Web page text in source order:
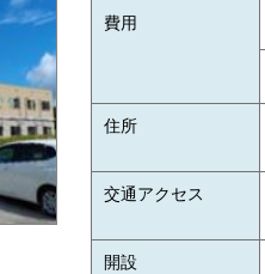
費用
住所
交通アクセス
開設